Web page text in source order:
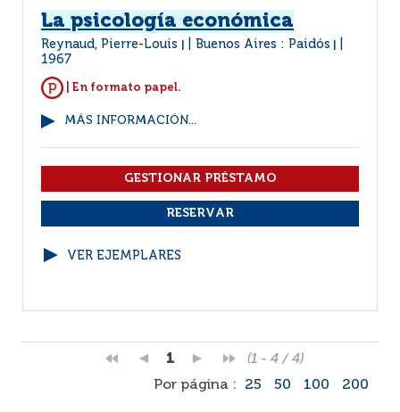
La psicología económica
Reynaud, Pierre-Louis Buenos Aires : Paidós
1967
| En formato papel.
MÁS INFORMACIÓN...
VER EJEMPLARES
1
(1 - 4 / 4)
Por página :
25 50 100 200